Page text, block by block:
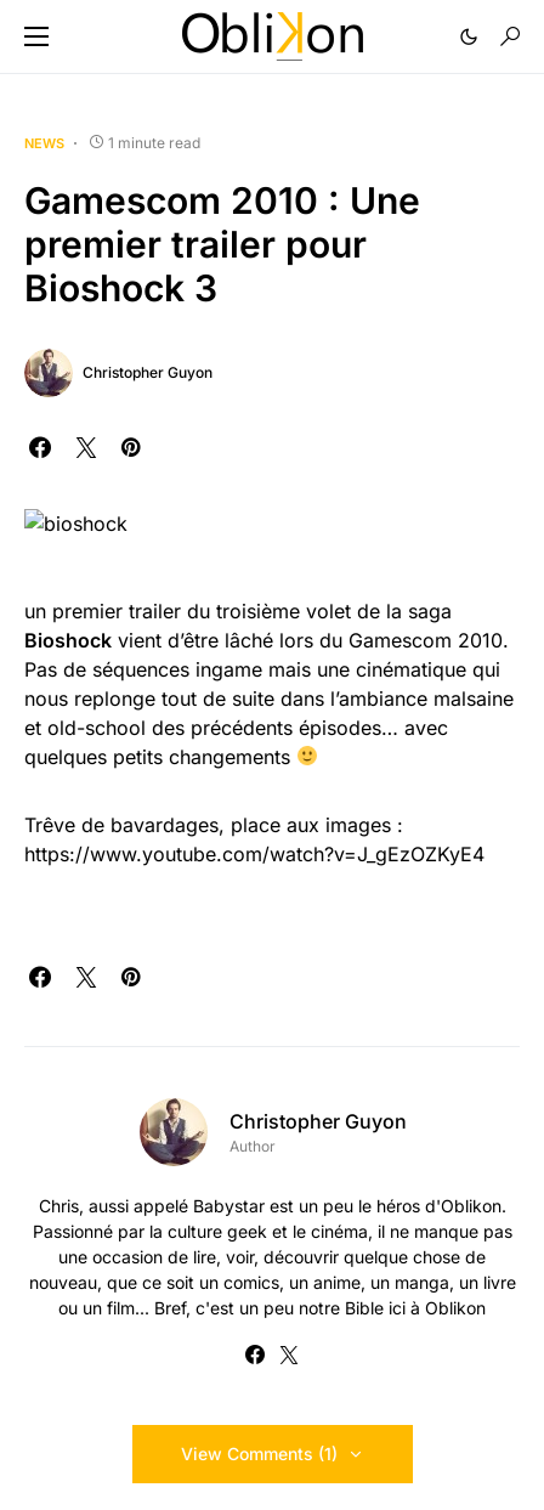
NEWS 1 minute read
Gamescom 2010 : Une
premier trailer pour
Bioshock 3
Christopher Guyon
un premier trailer du troisième volet de la saga
Bioshock vient d’être lâché lors du Gamescom 2010.
Pas de séquences ingame mais une cinématique qui
nous replonge tout de suite dans l’ambiance malsaine
et old-school des précédents épisodes… avec
quelques petits changements
Trêve de bavardages, place aux images :
https://www.youtube.com/watch?v=J_gEzOZKyE4
Christopher Guyon
Author
Chris, aussi appelé Babystar est un peu le héros d'Oblikon.
Passionné par la culture geek et le cinéma, il ne manque pas
une occasion de lire, voir, découvrir quelque chose de
nouveau, que ce soit un comics, un anime, un manga, un livre
ou un film... Bref, c'est un peu notre Bible ici à Oblikon
View Comments (1)